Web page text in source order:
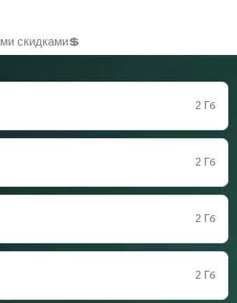
скидками💲
2 Гб
2 Гб
2 Гб
2 Гб